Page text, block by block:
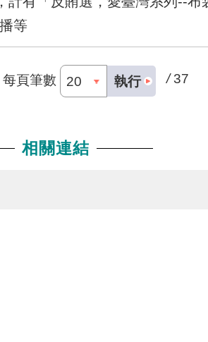
等
每頁筆數 執行 / 37
相關連結